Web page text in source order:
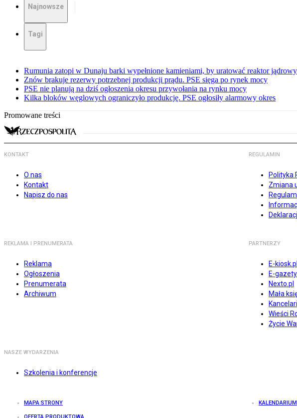
Najnowsze
Tagi
Rumunia zatopi w Dunaju barki wypełnione kamieniami, by uratować reaktor jądrowy
Znów brakuje rezerwy potrzebnej produkcji prądu. PSE sięga po rynek mocy
PSE nie planują na dziś ogłoszenia okresu przywołania na rynku mocy
Kilka bloków węglowych ograniczyło produkcję. PSE ogłosiły alarmowy okres
Promowane treści
KONTAKT
O nas
Kontakt
Napisz do nas
REGULAMIN
Polityka
Zmiana
REKLAMA I PRENUMERATA
Reklama
Ogłoszenia
Prenumerata
Archiwum
PARTNERZY
E-kiosk.pl
E-
Nexto.pl
Mała
Wieści
Życie
NASZE WYDARZENIA
Szkolenia i konferencje
MAPA STRONY KALENDARIUM